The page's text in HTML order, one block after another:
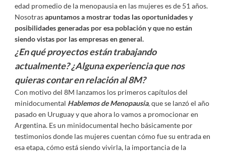
edad promedio de la menopausia en las mujeres es de 51 años.
Nosotrasapuntamos a mostrar todas las oportunidades y
posibilidades generadas por esa población y que no están
siendo vistas por las empresas en general.
¿En qué proyectos están trabajando
actualmente? ¿Alguna experiencia que nos
quieras contar en relación al 8M?
Con motivo del 8M lanzamos los primeros capítulos del
minidocumental Hablemos de Menopausia, que se lanzó el año
pasado en Uruguay y que ahora lo vamos a promocionar en
Argentina. Es un minidocumental hecho básicamente por
testimonios donde las mujeres cuentan cómo fue su entrada en
esa etapa, cómo está siendo vivirla, la importancia de la